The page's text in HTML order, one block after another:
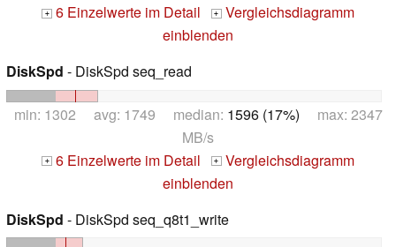
+ 6 Einzelwerte im Detail + Vergleichsdiagramm
einblenden
DiskSpd - DiskSpd seq_read
min: 1302 avg: 1749 median: 1596 (17%) max: 2347
MB/s
+ 6 Einzelwerte im Detail + Vergleichsdiagramm
einblenden
DiskSpd - DiskSpd seq_q8t1_write